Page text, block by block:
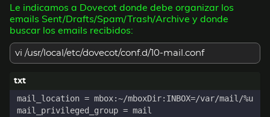
Le indicamos a Dovecot donde debe organizar los
emails Sent/Drafts/Spam/Trash/Archive y donde
buscar los emails recibidos:
vi /usr/local/etc/dovecot/conf.d/10-mail.conf